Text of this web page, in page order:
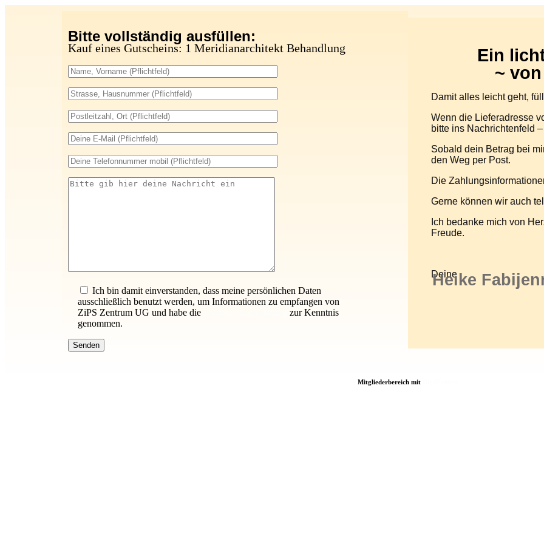
Bitte vollständig ausfüllen:
Kauf eines Gutscheins: 1 Meridianarchitekt Behandlung
Bitte lasse dieses Feld leer.
Ich bin damit einverstanden, dass meine persönlichen Daten
ausschließlich benutzt werden, um Informationen zu empfangen von
ZiPS Zentrum UG und habe die
zur Kenntnis
genommen.
Ein
~
Damit alles leicht geht,
Wenn die Lieferadresse
bitte ins Nachrichtenfeld
Sobald dein Betrag bei
den Weg per Post.
Die
Gerne können wir auch
Ich bedanke mich von
Freude.
Deine
Heike
Mitgliederbereich mit